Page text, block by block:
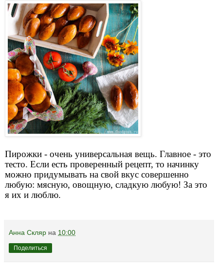
Пирожки - очень универсальная вещь. Главное - это
тесто. Если есть проверенный рецепт, то начинку
можно придумывать на свой вкус совершенно
любую: мясную, овощную, сладкую любую! За это
я их и люблю.
Анна Скляр на 10:00
Поделиться